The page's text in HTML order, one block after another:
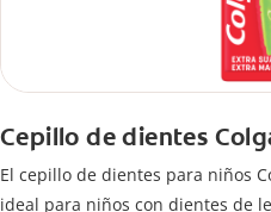
Cepillo de dientes
El cepillo de dientes para niños
ideal para niños con dientes de